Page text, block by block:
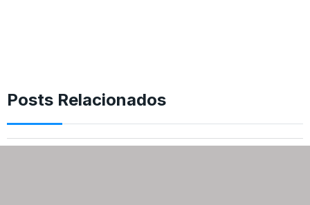
Posts Relacionados